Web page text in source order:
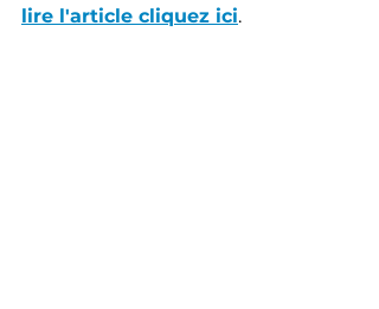
lire l'article cliquez ici.